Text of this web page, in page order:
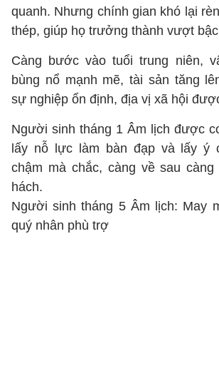
quanh. Nhưng chính gian khó lại
thép, giúp họ trưởng thành vượt
Càng bước vào tuổi trung niên,
bùng nổ mạnh mẽ, tài sản tăng
sự nghiệp ổn định, địa vị xã hội
Người sinh tháng 1 Âm lịch được
lấy nỗ lực làm bàn đạp và lấy ý
chậm mà chắc, càng về sau càng
hách.
Người sinh tháng 5 Âm lịch: May
quý nhân phù trợ